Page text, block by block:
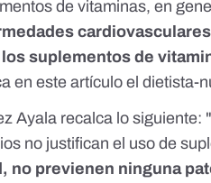
de vitaminas, en
los suplementos de
eneste artículo el dietista-
Ayala recalca lo siguiente:
no justifican el uso de
no previenen ninguna